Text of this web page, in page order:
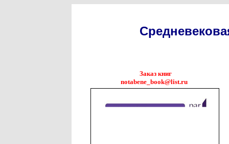
Заказ книг
notabene_book@list.ru